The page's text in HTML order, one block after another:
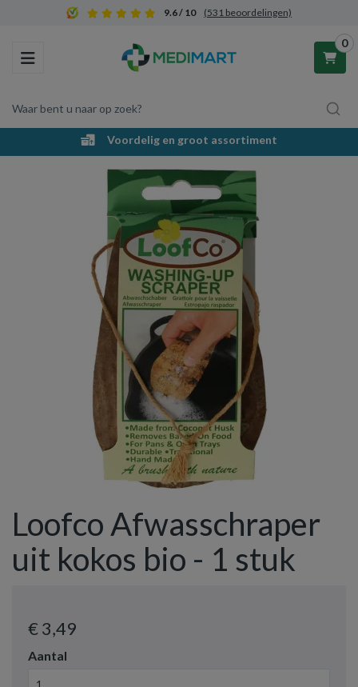
9.6 / 10 (531 beoordelingen)
Toggle navigation
Waar bent u naar op zoek?
0
Winkelwagen
Uw winkelwagen is leeg.
Vul hem met producten.
Voordelig en groot assortiment
Loofco Afwasschraper
uit kokos bio - 1 stuk
€ 3,49
Aantal